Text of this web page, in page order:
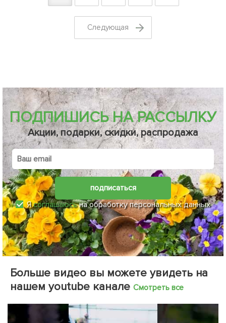
Cледующая
ПОДПИШИСЬ НА РАССЫЛКУ
Акции, подарки, скидки, распродажа
подписаться
Ясоглашаюсьна обработку персональных данных
Больше видео вы можете увидеть на
нашем youtube канале Смотреть все